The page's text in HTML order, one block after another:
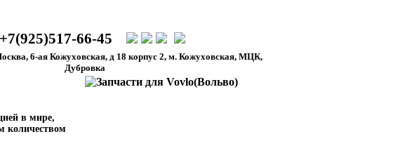
+7(925)517-66-45
6-ая Кожуховская, д 18 корпус 2, м. Кожуховская, МЦК,
Дубровка
в мире,
количеством